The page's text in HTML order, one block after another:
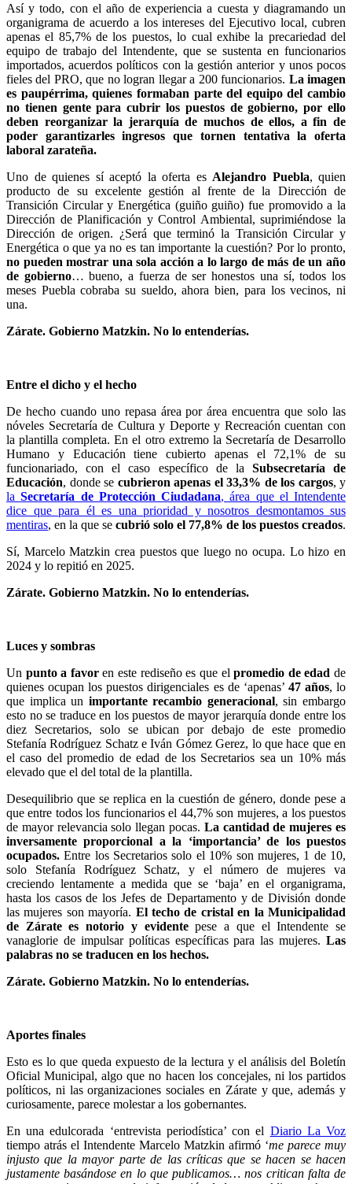
Así y todo, con el año de experiencia a cuesta y diagramando un
organigrama de acuerdo a los intereses del Ejecutivo local, cubren
apenas el 85,7% de los puestos, lo cual exhibe la precariedad del
equipo de trabajo del Intendente, que se sustenta en funcionarios
importados, acuerdos políticos con la gestión anterior y unos pocos
fieles del PRO, que no logran llegar a 200 funcionarios. La imagen
es paupérrima, quienes formaban parte del equipo del cambio
no tienen gente para cubrir los puestos de gobierno, por ello
deben reorganizar la jerarquía de muchos de ellos, a fin de
poder garantizarles ingresos que tornen tentativa la oferta
laboral zarateña.
Uno de quienes sí aceptó la oferta es Alejandro Puebla, quien
producto de su excelente gestión al frente de la Dirección de
Transición Circular y Energética (guiño guiño) fue promovido a la
Dirección de Planificación y Control Ambiental, suprimiéndose la
Dirección de origen. ¿Será que terminó la Transición Circular y
Energética o que ya no es tan importante la cuestión? Por lo pronto,
no pueden mostrar una sola acción a lo largo de más de un año
de gobierno… bueno, a fuerza de ser honestos una sí, todos los
meses Puebla cobraba su sueldo, ahora bien, para los vecinos, ni
una.
Zárate. Gobierno Matzkin. No lo entenderías.
Entre el dicho y el hecho
De hecho cuando uno repasa área por área encuentra que solo las
nóveles Secretaría de Cultura y Deporte y Recreación cuentan con
la plantilla completa. En el otro extremo la Secretaría de Desarrollo
Humano y Educación tiene cubierto apenas el 72,1% de su
funcionariado, con el caso específico de la Subsecretaría de
Educación, donde se cubrieron apenas el 33,3% de los cargos, y
laSecretaría de Protección Ciudadana, área que el Intendente
dice que para él es una prioridad y nosotros desmontamos sus
mentiras, en la que se cubrió solo el 77,8% de los puestos creados.
Sí, Marcelo Matzkin crea puestos que luego no ocupa. Lo hizo en
2024 y lo repitió en 2025.
Zárate. Gobierno Matzkin. No lo entenderías.
Luces y sombras
Un punto a favoren este rediseño es que elpromedio de edad de
quienes ocupan los puestos dirigenciales es de ‘apenas’ 47 años, lo
que implica un importante recambio generacional, sin embargo
esto no se traduce en los puestos de mayor jerarquía donde entre los
diez Secretarios, solo se ubican por debajo de este promedio
Stefanía Rodríguez Schatz e Iván Gómez Gerez, lo que hace que en
el caso del promedio de edad de los Secretarios sea un 10% más
elevado que el del total de la plantilla.
Desequilibrio que se replica en la cuestión de género, donde pese a
que entre todos los funcionarios el 44,7% son mujeres, a los puestos
de mayor relevancia solo llegan pocas. La cantidad de mujeres es
inversamente proporcional a la ‘importancia’ de los puestos
ocupados. Entre los Secretarios solo el 10% son mujeres, 1 de 10,
solo Stefanía Rodríguez Schatz, y el número de mujeres va
creciendo lentamente a medida que se ‘baja’ en el organigrama,
hasta los casos de los Jefes de Departamento y de División donde
las mujeres son mayoría. El techo de cristal en la Municipalidad
de Zárate es notorio y evidentepese a que el Intendente se
vanaglorie de impulsar políticas específicas para las mujeres. Las
palabras no se traducen en los hechos.
Zárate. Gobierno Matzkin. No lo entenderías.
Aportes finales
Esto es lo que queda expuesto de la lectura y el análisis del Boletín
Oficial Municipal, algo que no hacen los concejales, ni los partidos
políticos, ni las organizaciones sociales en Zárate y que, además y
curiosamente, parece molestar a los gobernantes.
En una edulcorada ‘entrevista periodística’ con el Diario La Voz
tiempo atrás el Intendente Marcelo Matzkin afirmó ‘me parece muy
injusto que la mayor parte de las críticas que se hacen se hacen
justamente basándose en lo que publicamos… nos critican falta de